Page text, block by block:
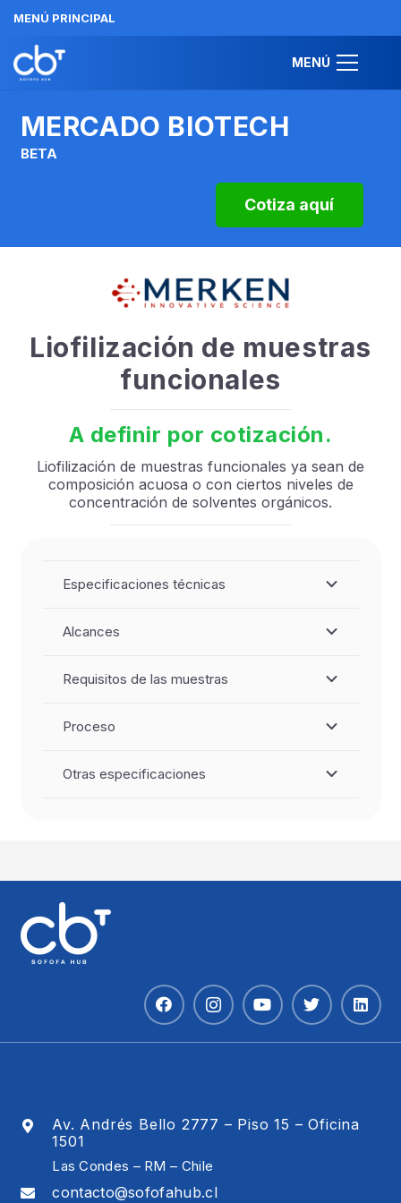
MENÚ PRINCIPAL
MENÚ
MERCADO BIOTECH
BETA
Cotiza aquí
Liofilización de muestras
funcionales
A definir por cotización.
Liofilización de muestras funcionales ya sean de
composición acuosa o con ciertos niveles de
concentración de solventes orgánicos.
Especificaciones técnicas
Alcances
Requisitos de las muestras
Proceso
Otras especificaciones
Av. Andrés Bello 2777 – Piso 15 – Oficina
1501
Las Condes – RM – Chile
contacto@sofofahub.cl